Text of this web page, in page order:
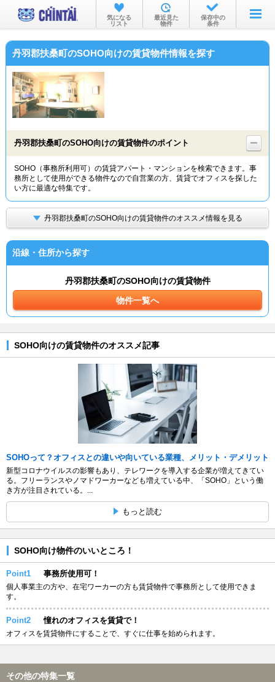
お部屋を探す
沿線・駅から
物件特集から
TOP
気になる
リスト
最近見た
物件
保存中の
条件
丹羽郡扶桑町のSOHO向けの賃貸物件情報を探す
丹羽郡扶桑町のSOHO向けの賃貸物件のポイント
SOHO（事務所利用可）の賃貸アパート・マンションを検索できます。事
務所として使用ができる物件なので自営業の方、賃貸でオフィスを探した
い方に最適な特集です。
丹羽郡扶桑町のSOHO向けの賃貸物件のオススメ情報を見る
沿線・住所から探す
丹羽郡扶桑町のSOHO向けの賃貸物件
物件一覧へ
SOHO向けの賃貸物件のオススメ記事
SOHOって？オフィスとの違いや向いている業種、メリット・デメリット
新型コロナウイルスの影響もあり、テレワークを導入する企業が増えてきてい
る。フリーランスやノマドワーカーなども増えている中、「SOHO」という働
き方が注目されている。...
もっと読む
SOHO向け物件のいいところ！
Point1 事務所使用可！
個人事業主の方や、在宅ワーカーの方も賃貸物件で事務所として使用できま
す。
Point2 憧れのオフィスを賃貸で！
オフィスを賃貸物件にすることで、すぐに仕事を始められます。
その他の特集一覧